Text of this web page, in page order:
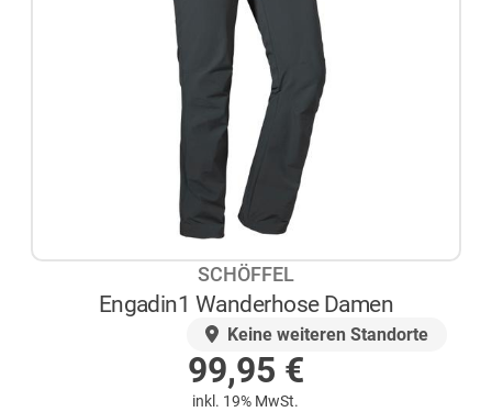
SCHÖFFEL
Engadin1 Wanderhose Damen
Keine weiteren Standorte
99,95 €
inkl. 19% MwSt.